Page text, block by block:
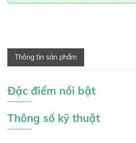
Thông tin sản phẩm
Đặc điểm nổi bật
Thông số kỹ thuật